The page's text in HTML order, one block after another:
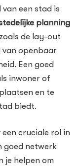
een stad is
planning
de lay-out
van openbaar
Een goed
inwoner of
en te
biedt.
een cruciale rol in
goed netwerk
je helpen om